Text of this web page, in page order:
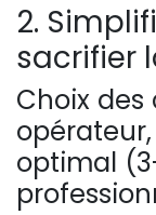
2.
sacrifier
Choix des
optimal